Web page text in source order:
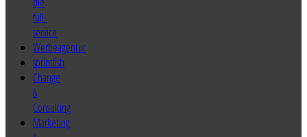
sprintfish
Change
&
Consulting
Marketing